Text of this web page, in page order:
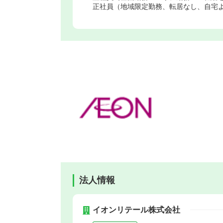
正社員（地域限定勤務、転居なし、自宅
法人情報
イオンリテール株式会社